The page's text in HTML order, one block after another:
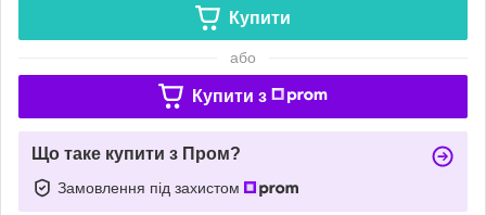
Купити
або
Купити з
Що таке купити з Пром?
Замовлення під захистом